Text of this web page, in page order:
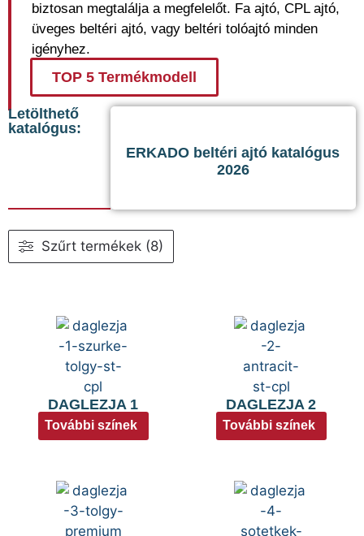
biztosan megtalálja a megfelelőt. Fa ajtó, CPL ajtó,
üveges beltéri ajtó, vagy beltéri tolóajtó minden
igényhez.
TOP 5 Termékmodell
Letölthető
katalógus:
ERKADO beltéri ajtó katalógus
2026
Szűrt termékek (8)
DAGLEZJA 1
További színek
DAGLEZJA 2
További színek